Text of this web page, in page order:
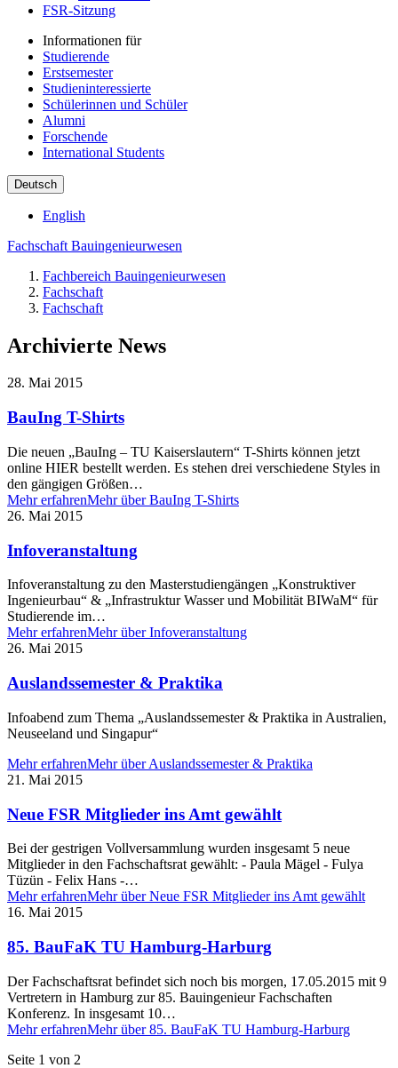
FSR-Sitzung
Informationen für
Studierende
Erstsemester
Studieninteressierte
Schülerinnen und Schüler
Alumni
Forschende
International Students
Deutsch
English
Fachschaft Bauingenieurwesen
Fachbereich Bauingenieurwesen
Fachschaft
Fachschaft
Archivierte News
28. Mai 2015
BauIng T-Shirts
Die neuen „BauIng – TU Kaiserslautern“ T-Shirts können jetzt
online HIER bestellt werden. Es stehen drei verschiedene Styles in
den gängigen Größen…
Mehr erfahrenMehr über BauIng T-Shirts
26. Mai 2015
Infoveranstaltung
Infoveranstaltung zu den Masterstudiengängen „Konstruktiver
Ingenieurbau“ & „Infrastruktur Wasser und Mobilität BIWaM“ für
Studierende im…
Mehr erfahrenMehr über Infoveranstaltung
26. Mai 2015
Auslandssemester & Praktika
Infoabend zum Thema „Auslandssemester & Praktika in Australien,
Neuseeland und Singapur“
Mehr erfahrenMehr über Auslandssemester & Praktika
21. Mai 2015
Neue FSR Mitglieder ins Amt gewählt
Bei der gestrigen Vollversammlung wurden insgesamt 5 neue
Mitglieder in den Fachschaftsrat gewählt: - Paula Mägel - Fulya
Tüzün - Felix Hans -…
Mehr erfahrenMehr über Neue FSR Mitglieder ins Amt gewählt
16. Mai 2015
85. BauFaK TU Hamburg-Harburg
Der Fachschaftsrat befindet sich noch bis morgen, 17.05.2015 mit 9
Vertretern in Hamburg zur 85. Bauingenieur Fachschaften
Konferenz. In insgesamt 10…
Mehr erfahrenMehr über 85. BauFaK TU Hamburg-Harburg
Seite 1 von 2